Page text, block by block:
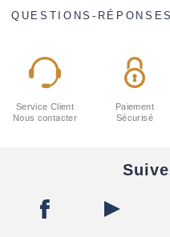
QUESTIONS-RÉPONSES
Service Client
Nous contacter
Paiement
Sécurisé